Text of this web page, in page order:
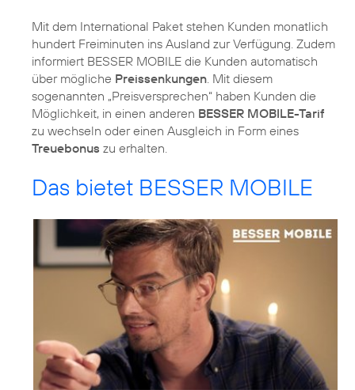
Mit dem International Paket stehen Kunden monatlich
hundert Freiminuten ins Ausland zur Verfügung. Zudem
informiert BESSER MOBILE die Kunden automatisch
über mögliche Preissenkungen . Mit diesem
sogenannten „Preisversprechen“ haben Kunden die
Möglichkeit, in einen anderen BESSER MOBILE-Tarif
zu wechseln oder einen Ausgleich in Form eines
Treuebonus zu erhalten.
Das bietet BESSER MOBILE